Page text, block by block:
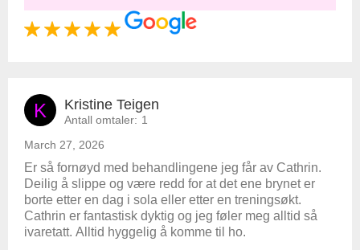
K Kristine Teigen
Antall omtaler: 1
March 27, 2026
Er så fornøyd med behandlingene jeg får av Cathrin.
Deilig å slippe og være redd for at det ene brynet er
borte etter en dag i sola eller etter en treningsøkt.
Cathrin er fantastisk dyktig og jeg føler meg alltid så
ivaretatt. Alltid hyggelig å komme til ho.